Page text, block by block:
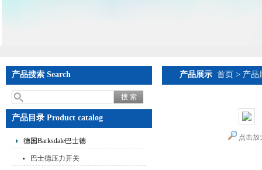
产品搜索 Search
产品目录 Product catalog
德国Barksdale巴士德
巴士德压力开关
产品展示 首页 > 产品
点击放